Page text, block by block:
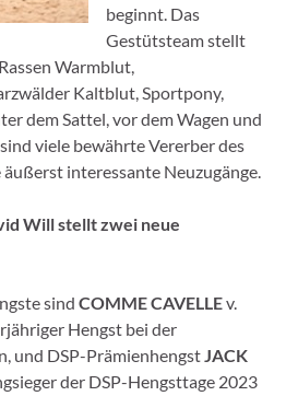
beginnt. Das
Gestütsteam stellt
Warmblut,
Kaltblut, Sportpony,
dem Sattel, vor dem Wagen und
viele bewährte Vererber des
interessante Neuzugänge.
Will stellt zwei neue
sind COMME CAVELLEv.
Hengst bei der
und DSP-PrämienhengstJACK
der DSP-Hengsttage 2023